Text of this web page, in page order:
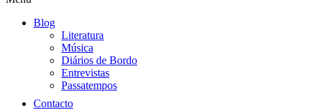
Blog
Literatura
Música
Diários de Bordo
Entrevistas
Passatempos
Contacto